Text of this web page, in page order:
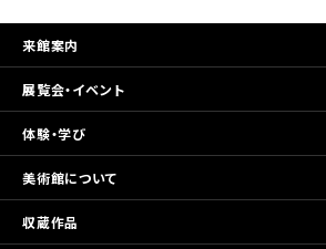
来館案内
展覧会・イベント
体験・学び
美術館について
収蔵作品